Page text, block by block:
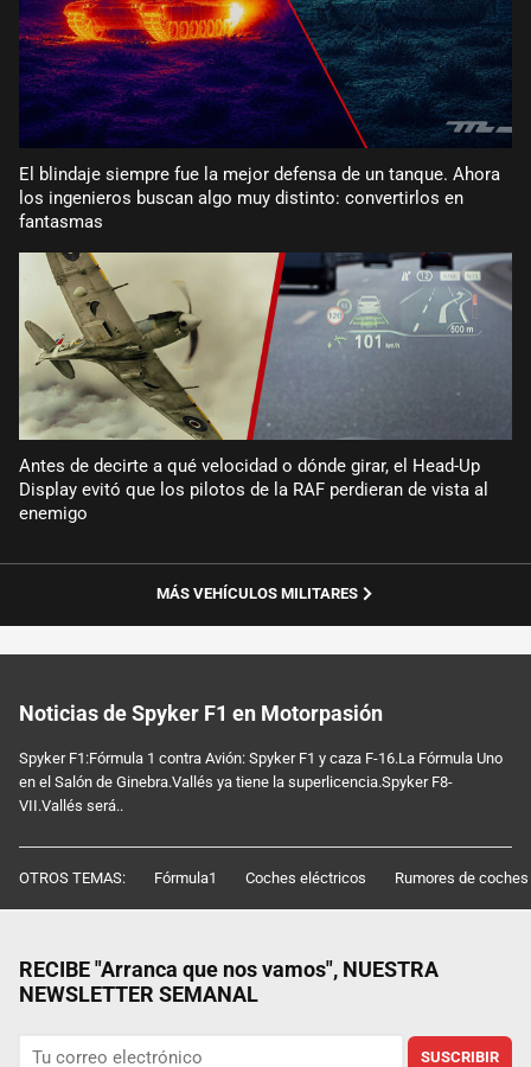
El blindaje siempre fue la mejor defensa de un tanque. Ahora
los ingenieros buscan algo muy distinto: convertirlos en
fantasmas
Antes de decirte a qué velocidad o dónde girar, el Head-Up
Display evitó que los pilotos de la RAF perdieran de vista al
enemigo
MÁS VEHÍCULOS MILITARES
Noticias de Spyker F1 en Motorpasión
Spyker F1:Fórmula 1 contra Avión: Spyker F1 y caza F-16.La Fórmula Uno
en el Salón de Ginebra.Vallés ya tiene la superlicencia.Spyker F8-
VII.Vallés será..
OTROS TEMAS: Fórmula1 Coches eléctricos Rumores de coches
RECIBE "Arranca que nos vamos", NUESTRA
NEWSLETTER SEMANAL
SUSCRIBIR